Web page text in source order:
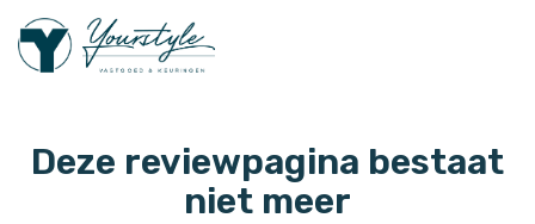
Deze reviewpagina bestaat
niet meer